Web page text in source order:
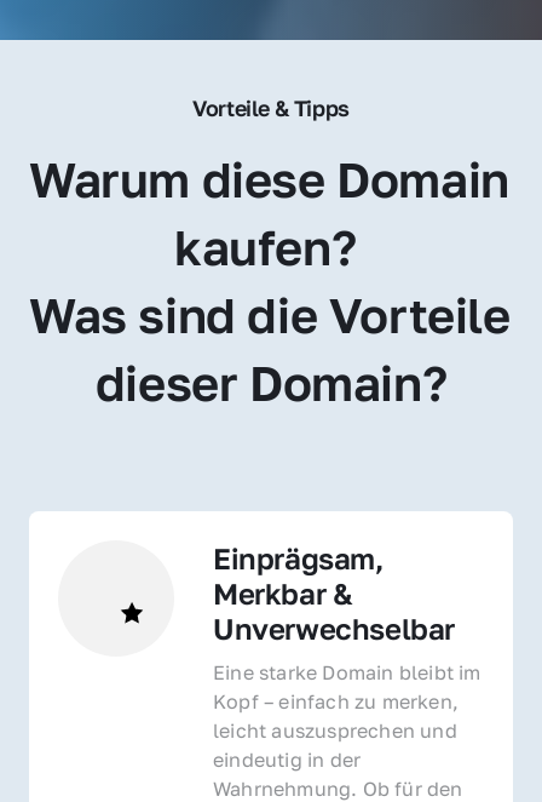
Vorteile & Tipps
Warum diese Domain
kaufen?
Was sind die Vorteile
dieser Domain?
Einprägsam,
Merkbar &
Unverwechselbar
Eine starke Domain bleibt im
Kopf – einfach zu merken,
leicht auszusprechen und
eindeutig in der
Wahrnehmung. Ob für den